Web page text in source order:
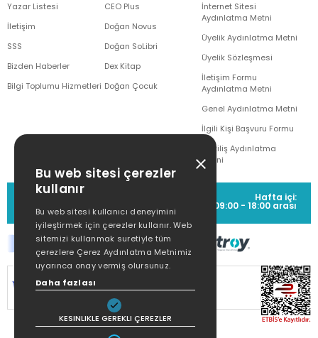
Yazar Listesi
İletişim
SSS
Bizden Haberler
Bilgi Toplumu Hizmetleri
CEO Plus
Doğan Novus
Doğan SoLibri
Dex Kitap
Doğan Çocuk
İnternet Sitesi
Aydınlatma Metni
Üyelik Aydınlatma Metni
Üyelik Sözleşmesi
İletişim Formu
Aydınlatma Metni
Genel Aydınlatma Metni
İlgili Kişi Başvuru Formu
Çekiliş Aydınlatma
Metni
MÜŞTERİ HİZMETLERİ
(0212) 373 77 00
Hafta içi:
09:00 - 18:00 arası
SİTEMİZ
KORUNMAKTADIR.
Bu web sitesi çerezler
kullanır
Bu web sitesi kullanıcı deneyimini
iyileştirmek için çerezler kullanır. Web
sitemizi kullanmak suretiyle tüm
çerezlere Çerez Aydınlatma Metnimiz
uyarınca onay vermiş olursunuz.
Daha fazlası
KESINLIKLE GEREKLI ÇEREZLER